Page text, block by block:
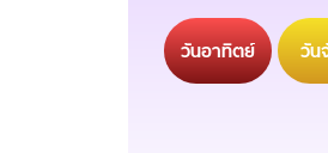
วันอาทิตย์ วัน